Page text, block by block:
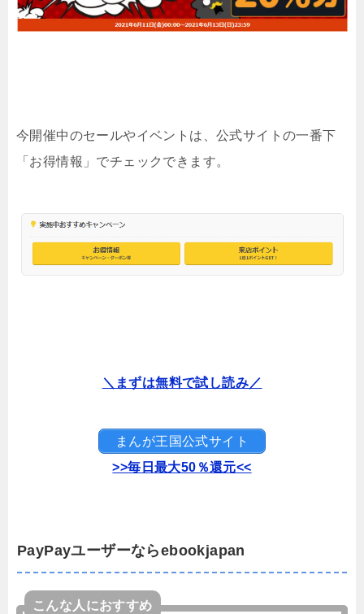
今開催中のセールやイベントは、公式サイトの一番下
「お得情報」でチェックできます。
＼まずは無料で試し読み／
まんが王国公式サイト
>>毎日最大50％還元<<
PayPayユーザーならebookjapan
こんな人におすすめ